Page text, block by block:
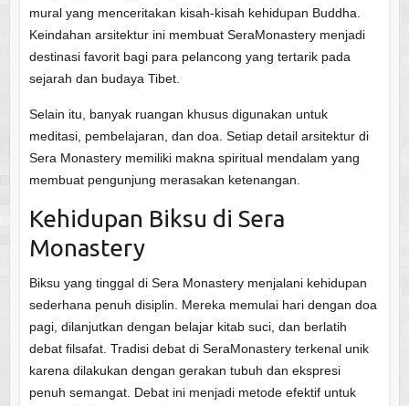
mural yang menceritakan kisah-kisah kehidupan Buddha.
Keindahan arsitektur ini membuat SeraMonastery menjadi
destinasi favorit bagi para pelancong yang tertarik pada
sejarah dan budaya Tibet.
Selain itu, banyak ruangan khusus digunakan untuk
meditasi, pembelajaran, dan doa. Setiap detail arsitektur di
Sera Monastery memiliki makna spiritual mendalam yang
membuat pengunjung merasakan ketenangan.
Kehidupan Biksu di Sera
Monastery
Biksu yang tinggal di Sera Monastery menjalani kehidupan
sederhana penuh disiplin. Mereka memulai hari dengan doa
pagi, dilanjutkan dengan belajar kitab suci, dan berlatih
debat filsafat. Tradisi debat di SeraMonastery terkenal unik
karena dilakukan dengan gerakan tubuh dan ekspresi
penuh semangat. Debat ini menjadi metode efektif untuk